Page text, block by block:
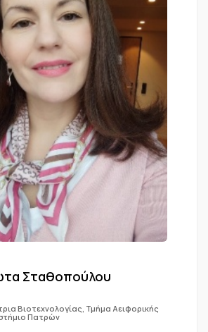
Σταθοπούλου
Βιοτεχνολογίας, Τμήμα Αειφορικής
Πατρών